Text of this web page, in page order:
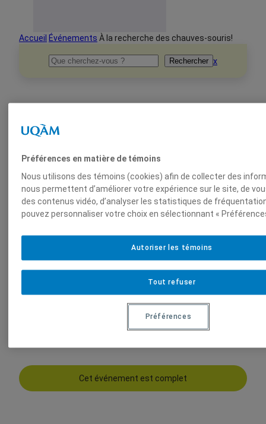
Accueil Événements À la recherche des chauves-souris!
Rechercher Rechercher x
Balade–Parc La Fontaine
À la recherche des
chauves-souris!
a
d
Cet événement est complet
Préférences en matière de témoins
Nous utilisons des témoins (cookies) afin de collecter des
nous permettent d’améliorer votre expérience sur le site, de
des contenus vidéo, d’analyser les statistiques de
pouvez personnaliser votre choix en sélectionnant «
Tout refuser
Autoriser les témoins
Préférences